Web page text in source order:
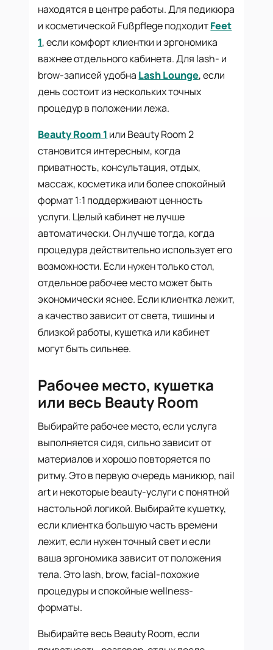
находятся в центре работы. Для педикюра
и косметической Fußpflege подходитFeet
1, если комфорт клиентки и эргономика
важнее отдельного кабинета. Для lash- и
brow-записей удобна Lash Lounge, если
день состоит из нескольких точных
процедур в положении лежа.
Beauty Room 1 или Beauty Room 2
становится интересным, когда
приватность, консультация, отдых,
массаж, косметика или более спокойный
формат 1:1 поддерживают ценность
услуги. Целый кабинет не лучше
автоматически. Он лучше тогда, когда
процедура действительно использует его
возможности. Если нужен только стол,
отдельное рабочее место может быть
экономически яснее. Если клиентка лежит,
а качество зависит от света, тишины и
близкой работы, кушетка или кабинет
могут быть сильнее.
Рабочее место, кушетка
или весь Beauty Room
Выбирайте рабочее место, если услуга
выполняется сидя, сильно зависит от
материалов и хорошо повторяется по
ритму. Это в первую очередь маникюр, nail
art и некоторые beauty-услуги с понятной
настольной логикой. Выбирайте кушетку,
если клиентка большую часть времени
лежит, если нужен точный свет и если
ваша эргономика зависит от положения
тела. Это lash, brow, facial-похожие
процедуры и спокойные wellness-
форматы.
Выбирайте весь Beauty Room, если